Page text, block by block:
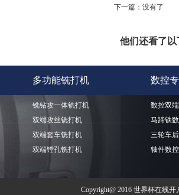
下一篇：没有了
他们还看了以
多功能铣打机 数控
铣钻攻一体铣打机
双端攻丝铣打机
双端套车铣打机
双端镗孔铣打机
数控双
马蹄铁
三轮车
轴件数
Copyright@ 2016 世界杯在线